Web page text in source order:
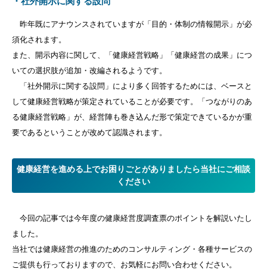
昨年既にアナウンスされていますが「目的・体制の情報開示」が必
須化されます。
また、開示内容に関して、「健康経営戦略」「健康経営の成果」につ
いての選択肢が追加・改編されるようです。
「社外開示に関する設問」により多く回答するためには、ベースと
して健康経営戦略が策定されていることが必要です。「つながりのあ
る健康経営戦略」が、経営陣も巻き込んだ形で策定できているかが重
要であるということが改めて認識されます。
健康経営を進める上でお困りごとがありましたら当社にご相談
ください
今回の記事では今年度の健康経営度調査票のポイントを解説いたし
ました。
当社では健康経営の推進のためのコンサルティング・各種サービスの
ご提供も行っておりますので、お気軽にお問い合わせください。